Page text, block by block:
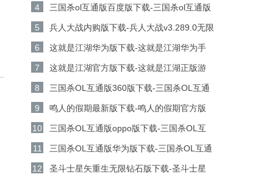
v1.567.0安卓版下载
4
三国杀ol互通版百度版下载-三国杀ol互通版
百度游戏v3.9.0安卓版下载
5
兵人大战内购版下载-兵人大战v3.289.0无限
金币钻石版下载
6
这就是江湖华为版下载-这就是江湖华为手
机游戏v14.3.0安卓版下载
7
这就是江湖官方版下载-这就是江湖正版游
戏v14.3.0安卓版下载
8
三国杀OL互通版360版下载-三国杀OL互通
版360客户端v3.9.0安卓版下载
9
鸣人的假期最新版下载-鸣人的假期官方版
v1.23安卓版下载
10
三国杀OL互通版oppo版下载-三国杀OL互
通版oppo手机游戏v3.9.0安卓版下载
11
三国杀OL互通版华为版下载-三国杀OL互通
版华为游戏v3.9.0安卓版下载
12
圣斗士星矢重生无限钻石版下载-圣斗士星